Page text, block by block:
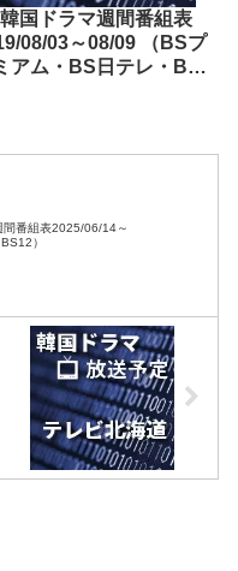
国ドラマ週間番組表
08/03～08/09 （BSプ
アム・BS日テレ・BS
間番組表2025/06/14～
）